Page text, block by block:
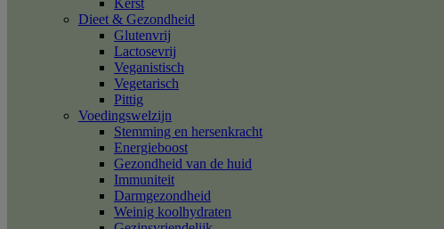
Kerst
Dieet & Gezondheid
Glutenvrij
Lactosevrij
Veganistisch
Vegetarisch
Pittig
Voedingswelzijn
Stemming en hersenkracht
Energieboost
Gezondheid van de huid
Immuniteit
Darmgezondheid
Weinig koolhydraten